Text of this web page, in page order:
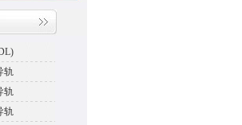
轨
轨
轨